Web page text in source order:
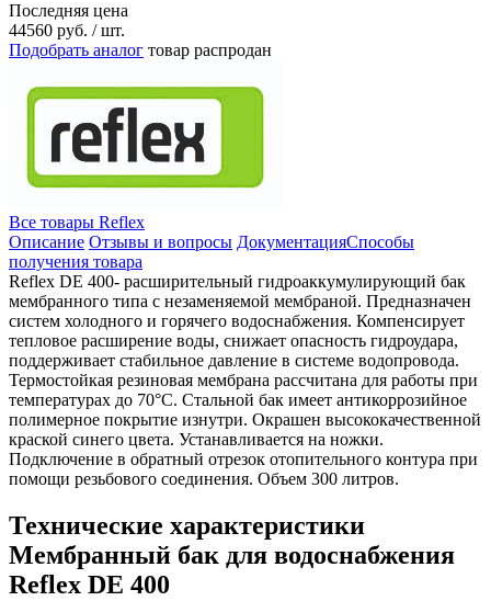
Последняя цена
44560 руб. / шт.
Подобрать аналог товар распродан
Все товары Reflex
Описание Отзывы и вопросы ДокументацияСпособы
получения товара
Reflex DE 400- расширительный гидроаккумулирующий бак
мембранного типа с незаменяемой мембраной. Предназначен
систем холодного и горячего водоснабжения. Компенсирует
тепловое расширение воды, снижает опасность гидроудара,
поддерживает стабильное давление в системе водопровода.
Термостойкая резиновая мембрана рассчитана для работы при
температурах до 70°C. Стальной бак имеет антикоррозийное
полимерное покрытие изнутри. Окрашен высококачественной
краской синего цвета. Устанавливается на ножки.
Подключение в обратный отрезок отопительного контура при
помощи резьбового соединения. Объем 300 литров.
Технические характеристики
Мембранный бак для водоснабжения
Reflex DE 400